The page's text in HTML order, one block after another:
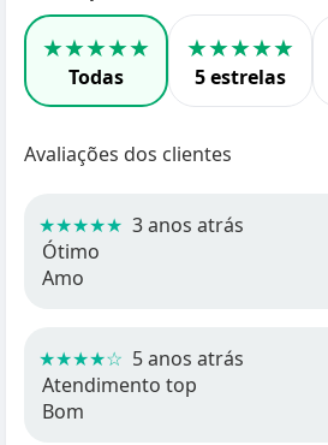
★★★★★
Todas
★★★★★
5 estrelas
Avaliações dos clientes
★★★★★ 3 anos atrás
Ótimo
Amo
★★★★☆ 5 anos atrás
Atendimento top
Bom